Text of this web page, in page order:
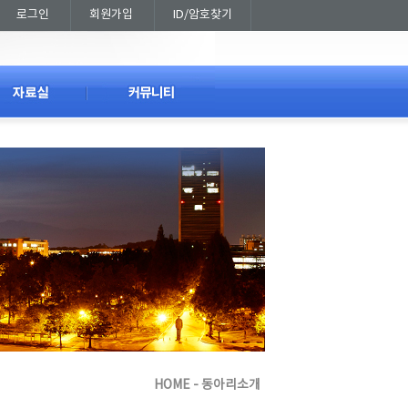
로그인 회원가입 ID/암호찾기
HOME - 동아리소개